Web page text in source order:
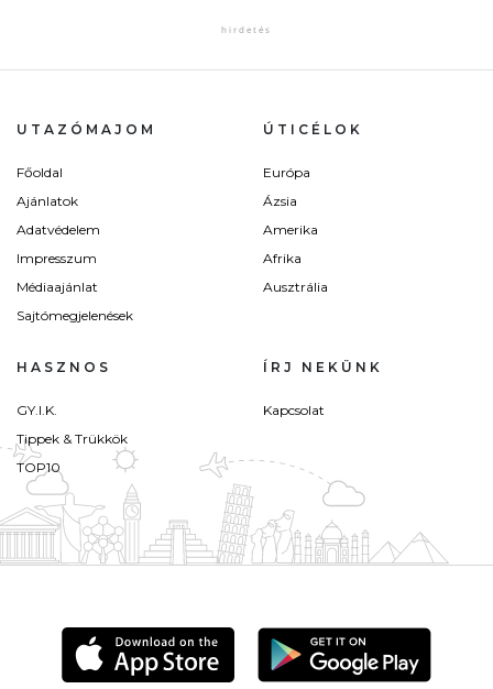
UTAZÓMAJOM
Főoldal
Ajánlatok
Adatvédelem
Impresszum
Médiaajánlat
Sajtómegjelenések
ÚTICÉLOK
Európa
Ázsia
Amerika
Afrika
Ausztrália
HASZNOS
GY.I.K.
Tippek & Trükkök
TOP10
ÍRJ NEKÜNK
Kapcsolat